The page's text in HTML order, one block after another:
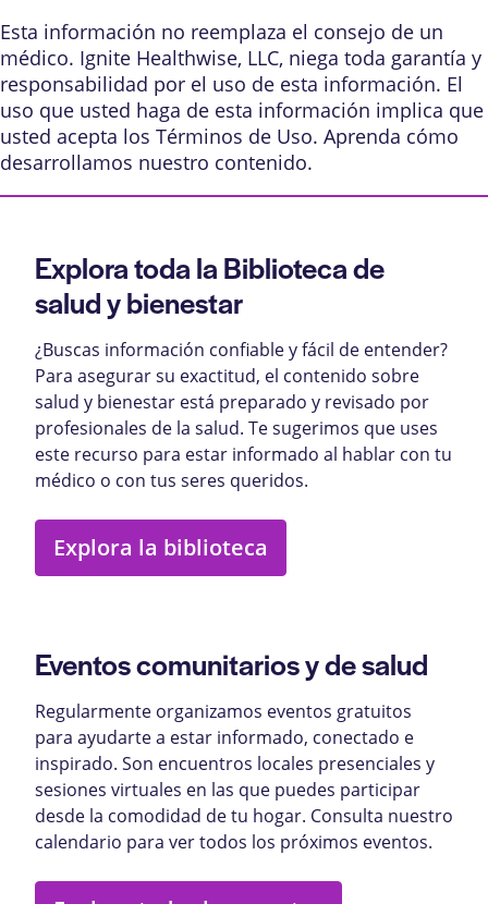
Esta información no reemplaza el consejo de un
médico. Ignite Healthwise, LLC, niega toda garantía y
responsabilidad por el uso de esta información. El
uso que usted haga de esta información implica que
usted acepta los Términos de Uso. Aprenda cómo
desarrollamos nuestro contenido.
Explora toda la Biblioteca de
salud y bienestar
¿Buscas información confiable y fácil de entender?
Para asegurar su exactitud, el contenido sobre
salud y bienestar está preparado y revisado por
profesionales de la salud. Te sugerimos que uses
este recurso para estar informado al hablar con tu
médico o con tus seres queridos.
Explora la biblioteca
Eventos comunitarios y de salud
Regularmente organizamos eventos gratuitos
para ayudarte a estar informado, conectado e
inspirado. Son encuentros locales presenciales y
sesiones virtuales en las que puedes participar
desde la comodidad de tu hogar. Consulta nuestro
calendario para ver todos los próximos eventos.